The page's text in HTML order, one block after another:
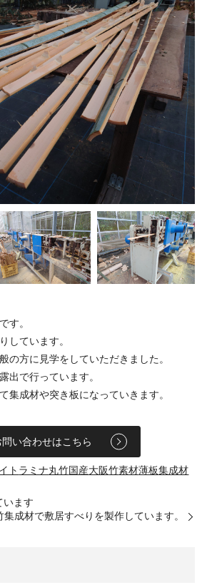
す。
しています。
の方に見学をしていただきました。
出で行っています。
集成材や突き板になっていきます。
問い合わせはこちら
ト ラミナ丸竹 国産大阪竹素材薄板集成材
います
集成材で敷居すべりを製作しています。